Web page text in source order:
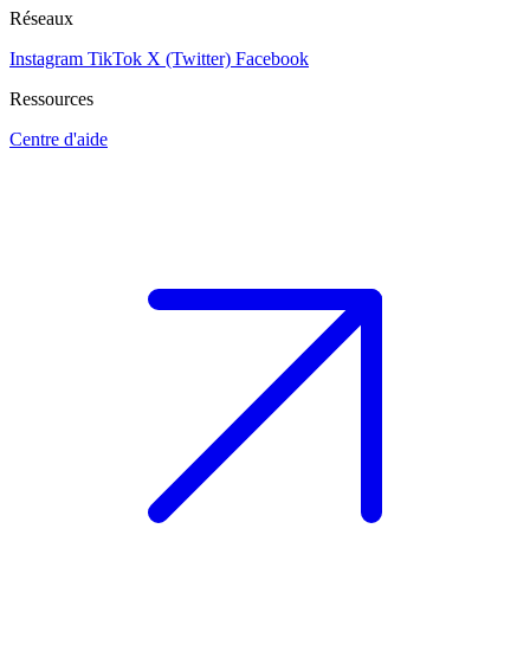
Réseaux
Instagram TikTok X (Twitter) Facebook
Ressources
Centre d'aide